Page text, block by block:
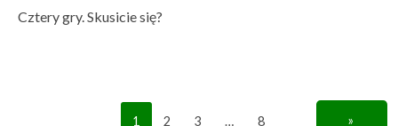
Cztery gry. Skusicie się?
1 2 3 … 8 »